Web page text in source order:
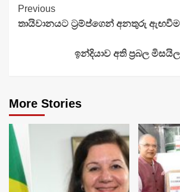
Continue
Reading
Previous
තායිවානයට ට්‍රම්ප්ගෙන් අනතුරු
ඉන්දියාව අති ප්‍රබල
More Stories